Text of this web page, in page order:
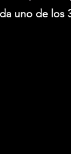
uno de los